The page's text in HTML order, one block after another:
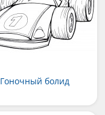
Гоночный болид